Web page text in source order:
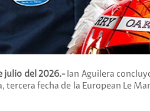
julio del 2026.-Ian Aguilera
tercera fecha de la European Le